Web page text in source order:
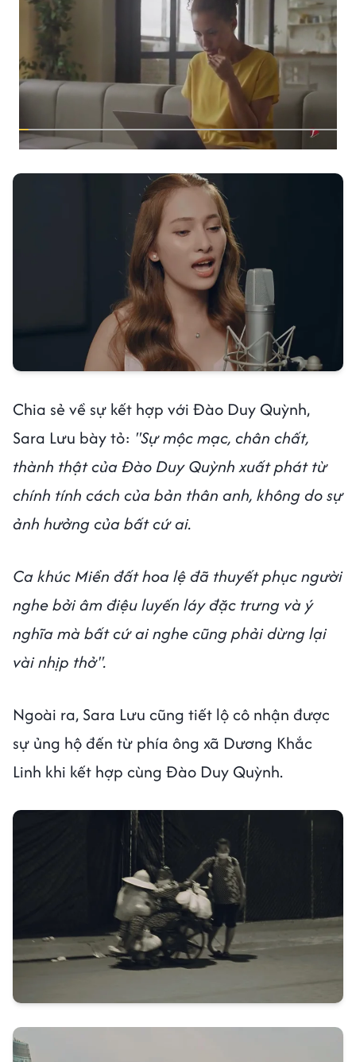
Chia sẻ về sự kết hợp với Đào Duy Quỳnh,
Sara Lưu bày tỏ: "Sự mộc mạc, chân chất,
thành thật của Đào Duy Quỳnh xuất phát từ
chính tính cách của bản thân anh, không do sự
ảnh hưởng của bất cứ ai.
Ca khúc Miền đất hoa lệ đã thuyết phục người
nghe bởi âm điệu luyến láy đặc trưng và ý
nghĩa mà bất cứ ai nghe cũng phải dừng lại
vài nhịp thở".
Ngoài ra, Sara Lưu cũng tiết lộ cô nhận được
sự ủng hộ đến từ phía ông xã Dương Khắc
Linh khi kết hợp cùng Đào Duy Quỳnh.